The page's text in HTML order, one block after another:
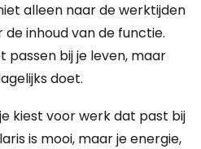
alleen naar de werktijden
inhoud van de functie.
passen bij je leven, maar
doet.
kiest voor werk dat past bij
is mooi, maar je energie,